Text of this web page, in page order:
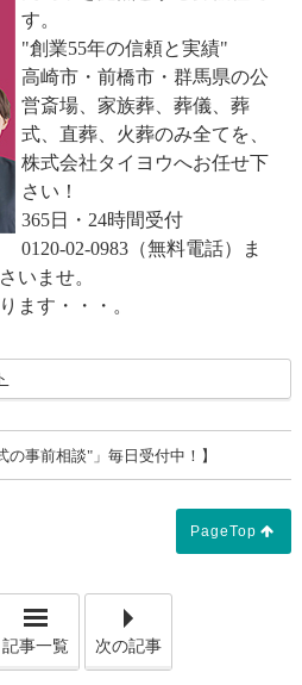
す。
"創業55年の信頼と実績"
高崎市・前橋市・群馬県の公
営斎場、家族葬、葬儀、葬
式、直葬、火葬のみ全てを、
株式会社タイヨウへお任せ下
さい！
365日・24時間受付
0120-02-0983（無料電話）ま
いませ。
ます・・・。
の事前相談"」毎日受付中！】
PageTop
記事一覧 次の記事